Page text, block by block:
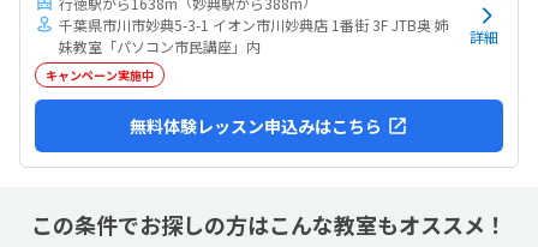
千葉県市川市妙典5-3-1 イオン市川妙典店 1番街 3F JTB奥 姉
妹教室「パソコン市民講座」内
キャンペーン実施中
詳細
無料体験レッスン申込みはこちら
この条件でお探しの方はこんな教室もオススメ！